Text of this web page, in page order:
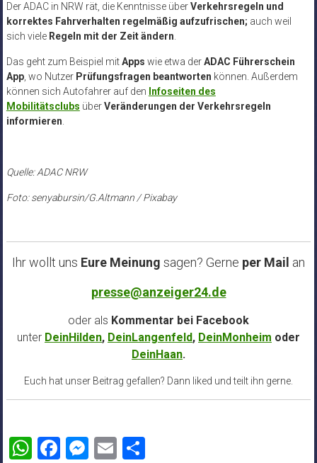
Der ADAC in NRW rät, die Kenntnisse überVerkehrsregeln und
korrektes Fahrverhalten regelmäßig aufzufrischen; auch weil
sich viele Regeln mit der Zeit ändern
Das geht zum Beispiel mitApps wie etwa derADAC Führerschein
App, wo Nutzer Prüfungsfragen beantworten können. Außerdem
können sich Autofahrer auf den Infoseiten des
Mobilitätsclubs überVeränderungen der Verkehrsregeln
informieren
Quelle: ADAC NRW
Foto: senyabursin/G.Altmann / Pixabay
Ihr wollt uns Eure Meinung sagen? Gerne per Mail an
presse@anzeiger24.de
oder als Kommentar bei Facebook
unter DeinHilden, DeinLangenfeld, DeinMonheim oder
DeinHaan.
Euch hat unser Beitrag gefallen? Dann liked und teilt ihn gerne.
WhatsApp
Facebook
Messenger
EmailTeilen